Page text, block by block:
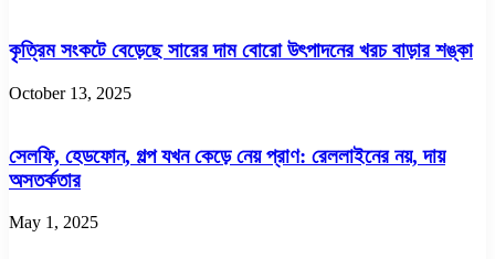
কৃত্রিম সংকটে বেড়েছে সারের দাম বোরো উৎপাদনের খরচ বাড়ার শঙ্কা
October 13, 2025
সেলফি, হেডফোন, গল্প যখন কেড়ে নেয় প্রাণ: রেললাইনের নয়, দায়
অসতর্কতার
May 1, 2025